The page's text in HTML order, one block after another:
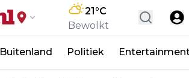
21°C
Bewolkt
Buitenland Politiek